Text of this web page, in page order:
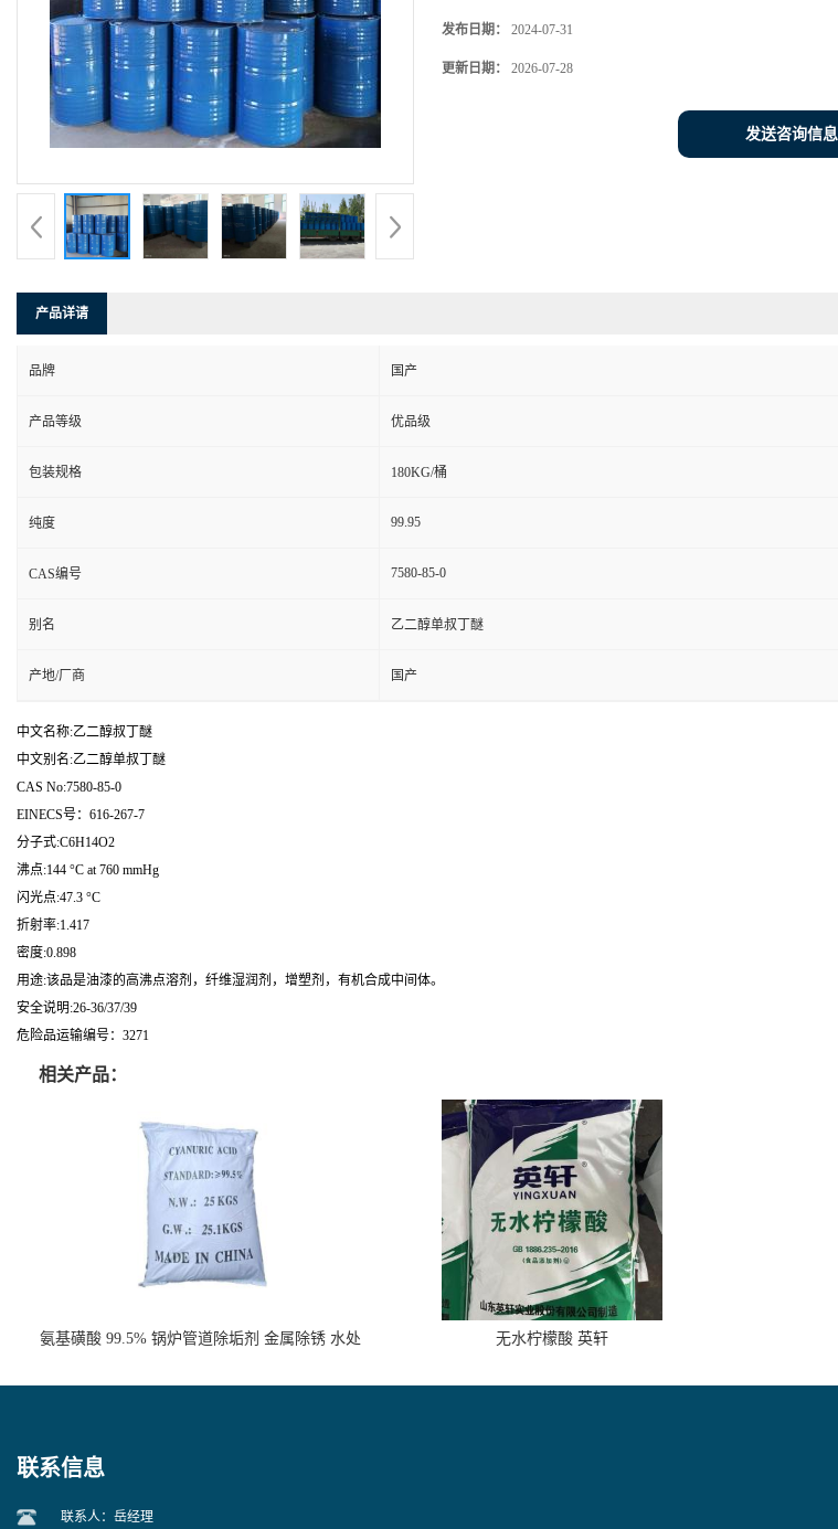
发布日期： 2024-07-31
更新日期： 2026-07-28
发送咨询信息
产品详请
品牌 国产
产品等级 优品级
包装规格 180KG/桶
纯度 99.95
CAS编号 7580-85-0
别名 乙二醇单叔丁醚
产地/厂商 国产
中文名称:乙二醇叔丁醚
中文别名:乙二醇单叔丁醚
CAS No:7580-85-0
EINECS号：616-267-7
分子式:C6H14O2
沸点:144 °C at 760 mmHg
闪光点:47.3 °C
折射率:1.417
密度:0.898
用途:该品是油漆的高沸点溶剂，纤维湿润剂，增塑剂，有机合成中间体。
安全说明:26-36/37/39
危险品运输编号：3271
相关产品：
氨基磺酸 99.5% 锅炉管道除垢剂 金属除锈 水处
无水柠檬酸 英轩
联系信息
联系人：岳经理